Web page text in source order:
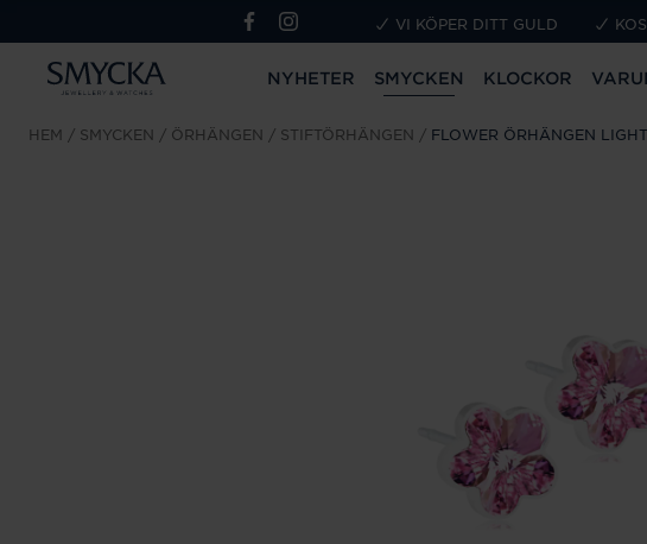
VI KÖPER DITT GULD
NYHETER SMYCKEN KLOCKOR
HEM SMYCKEN ÖRHÄNGEN STIFTÖRHÄNGEN FLOWER ÖRHÄNGEN